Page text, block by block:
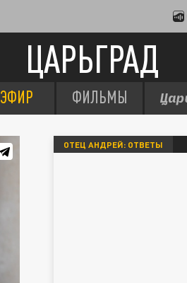
ЦАРЬГРАД
ЭФИР ФИЛЬМЫ
ОТЕЦ АНДРЕЙ: ОТВЕТЫ